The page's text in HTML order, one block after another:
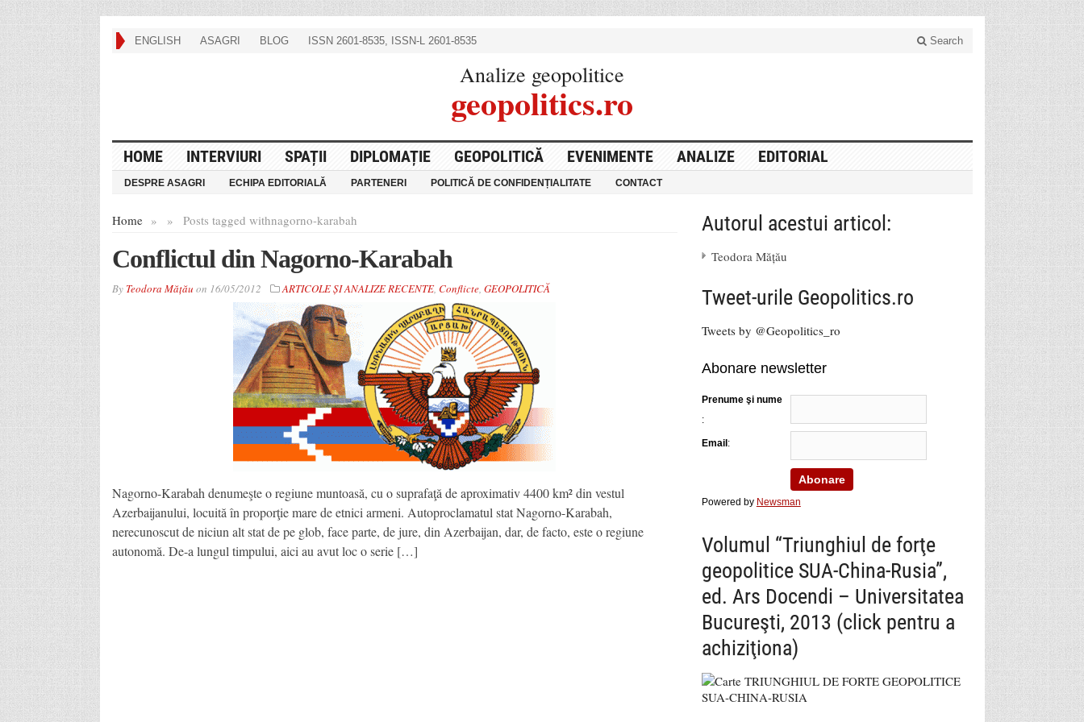
ENGLISH ASAGRI BLOG ISSN 2601-8535, ISSN-L 2601-8535 Search
Analize geopolitice
geopolitics.ro
HOME INTERVIURI SPAȚII DIPLOMAȚIE GEOPOLITICĂ EVENIMENTE ANALIZE EDITORIAL
DESPRE ASAGRI ECHIPA EDITORIALĂ PARTENERI POLITICĂ DE CONFIDENȚIALITATE CONTACT
Home » Posts tagged with
» nagorno-karabah
Conflictul din Nagorno-Karabah
By Teodora Mățău on 16/05/2012 ARTICOLE ȘI ANALIZE RECENTE, Conflicte, GEOPOLITICĂ
Nagorno-Karabah denumeşte o regiune muntoasă, cu o suprafaţă de aproximativ 4400 km² din vestul
Azerbaijanului, locuită în proporţie mare de etnici armeni. Autoproclamatul stat Nagorno-Karabah,
nerecunoscut de niciun alt stat de pe glob, face parte, de jure, din Azerbaijan, dar, de facto, este o regiune
autonomă. De-a lungul timpului, aici au avut loc o serie […]
Autorul acestui articol:
Teodora Mățău
Tweet-urile Geopolitics.ro
Tweets by @Geopolitics_ro
Abonare newsletter
Prenume şi nume
:
Email:
Powered by Newsman
Volumul “Triunghiul de forţe
geopolitice SUA-China-Rusia”,
ed. Ars Docendi – Universitatea
Bucureşti, 2013 (click pentru a
achiziţiona)